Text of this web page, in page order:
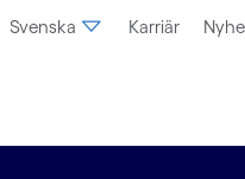
Svenska Karriär